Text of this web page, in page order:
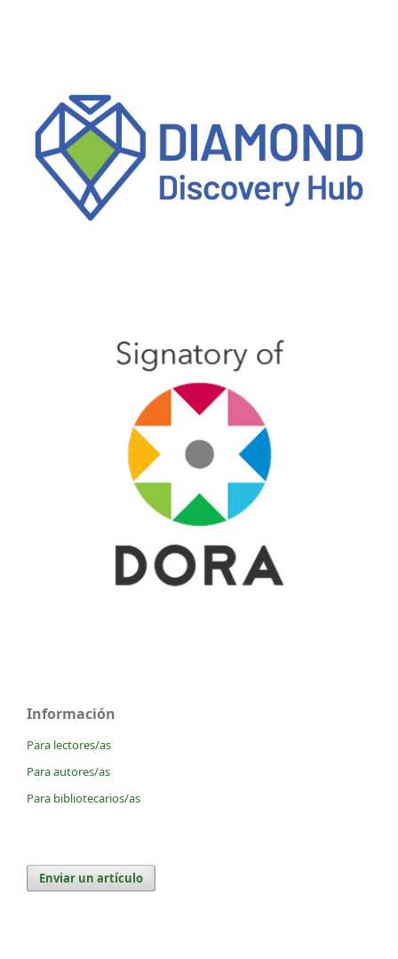
Información
Para lectores/as
Para autores/as
Para bibliotecarios/as
Enviar un artículo